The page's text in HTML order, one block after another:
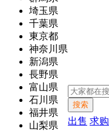
埼玉県
千葉県
東京都
神奈川県
新潟県
長野県
富山県
石川県
福井県
山梨県
搜索
出售 求购